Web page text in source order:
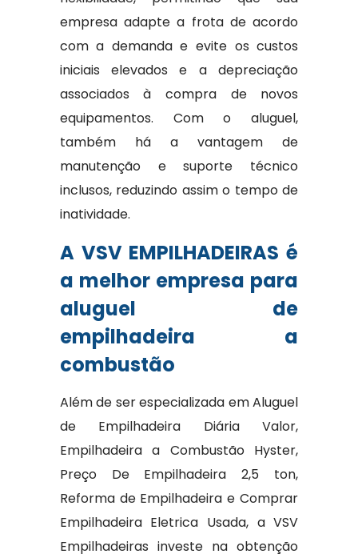
empresa adapte a frota de acordo
com a demanda e evite os custos
iniciais elevados e a depreciação
associados à compra de novos
equipamentos. Com o aluguel,
também há a vantagem de
manutenção e suporte técnico
inclusos, reduzindo assim o tempo de
inatividade.
A VSV EMPILHADEIRAS é
a melhor empresa para
aluguel de
empilhadeira a
combustão
Além de ser especializada em Aluguel
de Empilhadeira Diária Valor,
Empilhadeira a Combustão Hyster,
Preço De Empilhadeira 2,5 ton,
Reforma de Empilhadeira e Comprar
Empilhadeira Eletrica Usada, a VSV
Empilhadeiras investe na obtenção